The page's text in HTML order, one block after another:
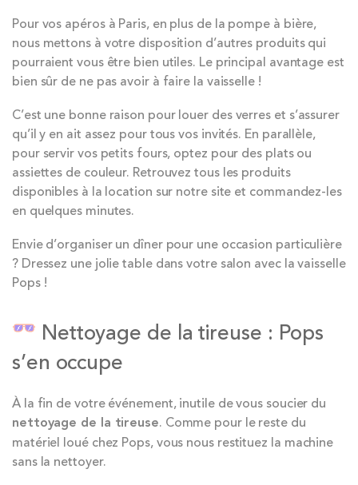
Pour vos apéros à Paris, en plus de la pompe à bière,
nous mettons à votre disposition d’autres produits qui
pourraient vous être bien utiles. Le principal avantage est
bien sûr de ne pas avoir à faire la vaisselle !
C’est une bonne raison pour louer des verres et s’assurer
qu’il y en ait assez pour tous vos invités. En parallèle,
pour servir vos petits fours, optez pour des plats ou
assiettes de couleur. Retrouvez tous les produits
disponibles à la location sur notre site et commandez-les
en quelques minutes.
Envie d’organiser un dîner pour une occasion particulière
? Dressez une jolie table dans votre salon avec la vaisselle
Pops !
Nettoyage de la tireuse : Pops
s’en occupe
À la fin de votre événement, inutile de vous soucier du
nettoyage de la tireuse. Comme pour le reste du
matériel loué chez Pops, vous nous restituez la machine
sans la nettoyer.